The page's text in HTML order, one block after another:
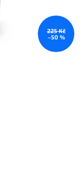
225 Kč
–50 %